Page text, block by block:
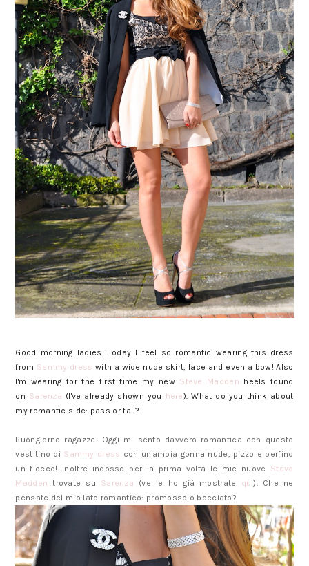
Good morning ladies! Today I feel so romantic wearing this dress
from Sammy dress with a wide nude skirt, lace and even a bow! Also
I'm wearing for the first time my new Steve Madden heels found
on Sarenza (I've already shown you here). What do you think about
my romantic side: pass or fail?
Buongiorno ragazze! Oggi mi sento davvero romantica con questo
vestitino di Sammy dress con un'ampia gonna nude, pizzo e perfino
un fiocco! Inoltre indosso per la prima volta le mie nuove Steve
Madden trovate su Sarenza (ve le ho già mostrate qui). Che ne
pensate del mio lato romantico: promosso o bocciato?